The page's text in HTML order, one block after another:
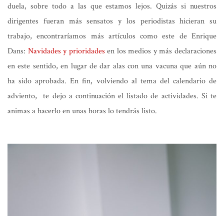
duela, sobre todo a las que estamos lejos. Quizás si nuestros
dirigentes fueran más sensatos y los periodistas hicieran su
trabajo, encontraríamos más artículos como este de Enrique
Dans: Navidades y prioridades en los medios y más declaraciones
en este sentido, en lugar de dar alas con una vacuna que aún no
ha sido aprobada. En fin, volviendo al tema del calendario de
adviento, te dejo a continuación el listado de actividades. Si te
animas a hacerlo en unas horas lo tendrás listo.